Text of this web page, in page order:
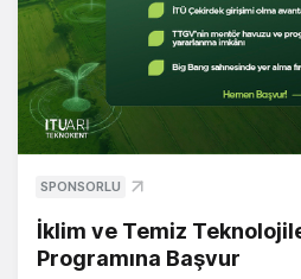
SPONSORLU
İklim ve Temiz
Programına Başvur